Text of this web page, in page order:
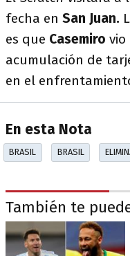
fecha en San Juan.
es que Casemiro vio
acumulación de
en el
En esta Nota
BRASIL BRASIL
También te